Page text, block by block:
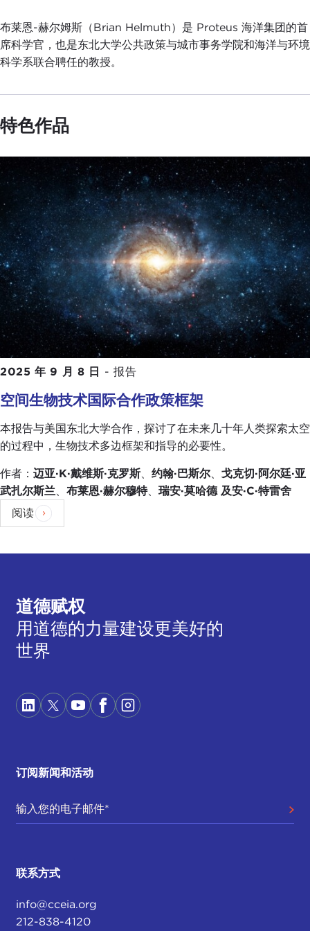
布莱恩-赫尔姆斯（Brian Helmuth）是 Proteus 海洋集团的首
席科学官，也是东北大学公共政策与城市事务学院和海洋与环境
科学系联合聘任的教授。
特色作品
2025 年 9 月 8 日 - 报告
空间生物技术国际合作政策框架
本报告与美国东北大学合作，探讨了在未来几十年人类探索太空
的过程中，生物技术多边框架和指导的必要性。
作者： 迈亚·K·戴维斯·克罗斯、 约翰·巴斯尔
戈克切·阿尔廷·亚
武扎尔斯兰
布莱恩·赫尔穆特、 瑞安·莫哈德 及安·C·特雷舍
阅读
道德赋权
用道德的力量建设更美好的
世界
订阅新闻和活动
联系方式
info@cceia.org
212-838-4120